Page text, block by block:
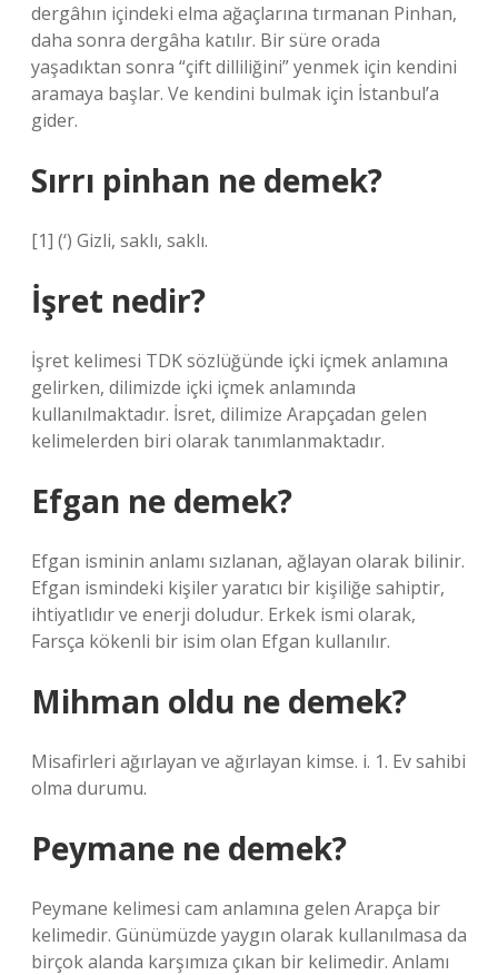
dergâhın içindeki elma ağaçlarına tırmanan Pinhan,
daha sonra dergâha katılır. Bir süre orada
yaşadıktan sonra “çift dilliliğini” yenmek için kendini
aramaya başlar. Ve kendini bulmak için İstanbul’a
gider.
Sırrı pinhan ne demek?
[1] (‘) Gizli, saklı, saklı.
İşret nedir?
İşret kelimesi TDK sözlüğünde içki içmek anlamına
gelirken, dilimizde içki içmek anlamında
kullanılmaktadır. İsret, dilimize Arapçadan gelen
kelimelerden biri olarak tanımlanmaktadır.
Efgan ne demek?
Efgan isminin anlamı sızlanan, ağlayan olarak bilinir.
Efgan ismindeki kişiler yaratıcı bir kişiliğe sahiptir,
ihtiyatlıdır ve enerji doludur. Erkek ismi olarak,
Farsça kökenli bir isim olan Efgan kullanılır.
Mihman oldu ne demek?
Misafirleri ağırlayan ve ağırlayan kimse. i. 1. Ev sahibi
olma durumu.
Peymane ne demek?
Peymane kelimesi cam anlamına gelen Arapça bir
kelimedir. Günümüzde yaygın olarak kullanılmasa da
birçok alanda karşımıza çıkan bir kelimedir. Anlamı